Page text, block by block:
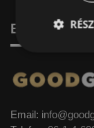
Elérhetőség
Email: